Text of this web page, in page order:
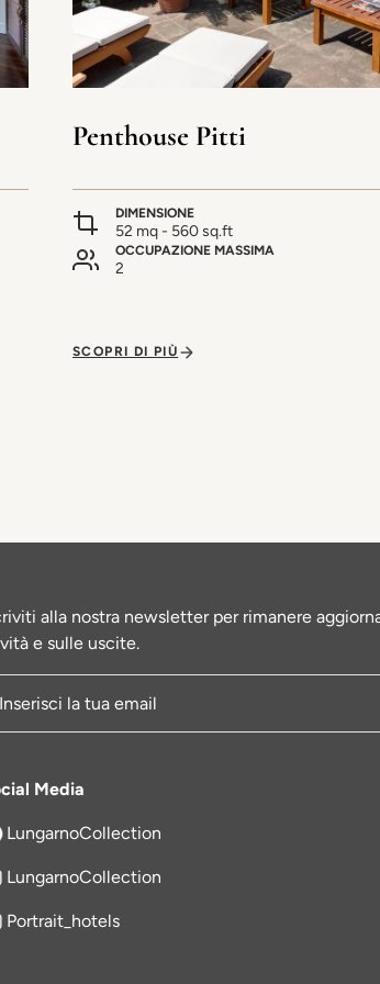
Penthouse Pitti
DIMENSIONE
52 mq - 560 sq.ft
OCCUPAZIONE MASSIMA
2
SCOPRI DI PIÙ
alla nostra newsletter per rimanere
e sulle uscite.
e-mail
Media
LungarnoCollection
in una nuova scheda
LungarnoCollection
Portrait_hotels